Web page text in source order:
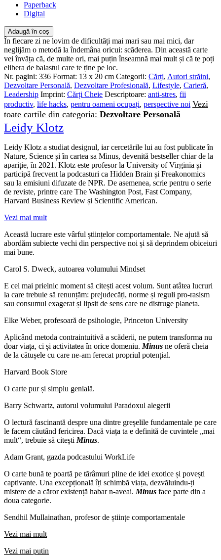
Paperback
Digital
Adaugă în coș
În fiecare zi ne lovim de dificultăți mai mari sau mai mici, dar
neglijăm o metodă la îndemâna oricui: scăderea. Din această carte
vei învăța că, de multe ori, mai puțin înseamnă mai mult și că te poți
elibera de balastul care te ține pe loc.
Nr. pagini: 336 Format: 13 x 20 cm Categorii: Cărți, Autori străini,
Dezvoltare Personală, Dezvoltare Profesională, Lifestyle, Carieră,
Leadership Imprint: Cărți Cheie Descriptoare: anti-stres, fii
productiv, life hacks, pentru oameni ocupați, perspective noi Vezi
toate cartile din categoria: Dezvoltare Personală
Leidy Klotz
Leidy Klotz a studiat designul, iar cercetările lui au fost publicate în
Nature, Science și în cartea sa Minus, devenită bestseller chiar de la
apariție, în 2021. Klotz este profesor la University of Virginia și
participă frecvent la podcasturi ca Hidden Brain și Freakonomics
sau la emisiuni difuzate de NPR. De asemenea, scrie pentru o serie
de reviste, printre care The Washington Post, Fast Company,
Harvard Business Review și Scientific American.
Vezi mai mult
Această lucrare este vârful științelor comportamentale. Ne ajută să
abordăm subiecte vechi din perspective noi și să deprindem obiceiuri
mai bune.
Carol S. Dweck, autoarea volumului Mindset
E cel mai prielnic moment să citești acest volum. Sunt atâtea lucruri
la care trebuie să renunțăm: prejudecăți, norme și reguli pro-rasism
sau consumul exagerat și lipsit de sens care ne distruge planeta.
Elke Weber, profesoară de psihologie, Princeton University
Aplicând metoda contraintuitivă a scăderii, ne putem transforma nu
doar viața, ci și activitatea în orice domeniu. Minus ne oferă cheia
de la cătușele cu care ne-am ferecat propriul potențial.
Harvard Book Store
O carte pur și simplu genială.
Barry Schwartz, autorul volumului Paradoxul alegerii
O lectură fascinantă despre una dintre greșelile fundamentale pe care
le facem căutând fericirea. Dacă viața ta e definită de cuvintele „mai
mult“, trebuie să citești Minus.
Adam Grant, gazda podcastului WorkLife
O carte bună te poartă pe tărâmuri pline de idei exotice și povești
captivante. Una excepțională îți schimbă viața, dezvăluindu-ți
mistere de a căror existență habar n-aveai. Minus face parte din a
doua categorie.
Sendhil Mullainathan, profesor de științe comportamentale
Vezi mai mult
Vezi mai putin